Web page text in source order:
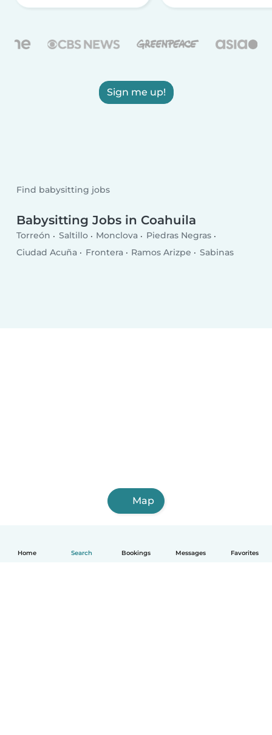
Home Search Bookings Messages Favorites
Sign me up!
Find babysitting jobs
Babysitting Jobs in Coahuila
Torreón Saltillo Monclova
Piedras Negras
Ciudad Acuña
Frontera Ramos Arizpe Sabinas
Map